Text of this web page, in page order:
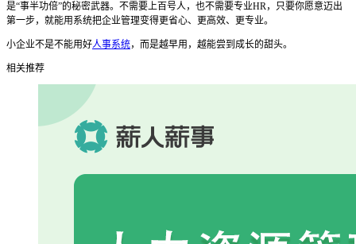
是“事半功倍”的秘密武器。 不需要上百号人，也不需要专业HR，只要你愿意迈出
第一步，就能用系统把企业管理变得更省心、更高效、更专业。
小企业不是不能用好人事系统，而是越早用，越能尝到成长的甜头。
相关推荐